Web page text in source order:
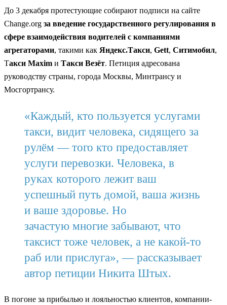
До 3 декабря протестующие собирают подписи на сайте
Change.org за введение государственного регулирования в
сфере взаимодействия водителей с компаниями
агрегаторами, такими как Яндекс.Такси, Gett, Ситимобил,
Такси Maxim и Такси Везёт. Петиция адресована
руководству страны, города Москвы, Минтрансу и
Мосгортрансу.
«Каждый, кто пользуется услугами
такси, видит человека, сидящего за
рулём — того кто предоставляет
услуги перевозки. Человека, в
руках которого лежит ваш
успешный путь домой, ваша жизнь
и ваше здоровье. Но
зачастую многие забывают, что
таксист тоже человек, а не какой-то
раб или прислуга», — рассказывает
автор петиции Никита Штых.
В погоне за прибылью и лояльностью клиентов, компании-